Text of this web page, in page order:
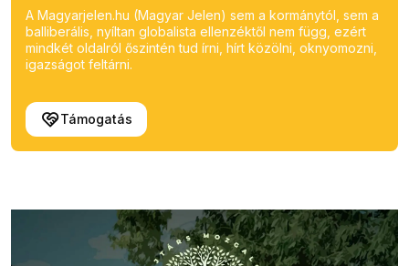
A Magyarjelen.hu (Magyar Jelen) sem a kormánytól, sem a
balliberális, nyíltan globalista ellenzéktől nem függ, ezért
mindkét oldalról őszintén tud írni, hírt közölni, oknyomozni,
igazságot feltárni.
Támogatás